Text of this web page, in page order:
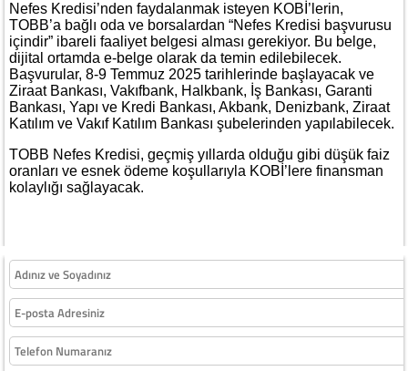
Nefes Kredisi’nden faydalanmak isteyen KOBİ’lerin,
TOBB’a bağlı oda ve borsalardan “Nefes Kredisi başvurusu
içindir” ibareli faaliyet belgesi alması gerekiyor. Bu belge,
dijital ortamda e-belge olarak da temin edilebilecek.
Başvurular, 8-9 Temmuz 2025 tarihlerinde başlayacak ve
Ziraat Bankası, Vakıfbank, Halkbank, İş Bankası, Garanti
Bankası, Yapı ve Kredi Bankası, Akbank, Denizbank, Ziraat
Katılım ve Vakıf Katılım Bankası şubelerinden yapılabilecek.
TOBB Nefes Kredisi, geçmiş yıllarda olduğu gibi düşük faiz
oranları ve esnek ödeme koşullarıyla KOBİ’lere finansman
kolaylığı sağlayacak.